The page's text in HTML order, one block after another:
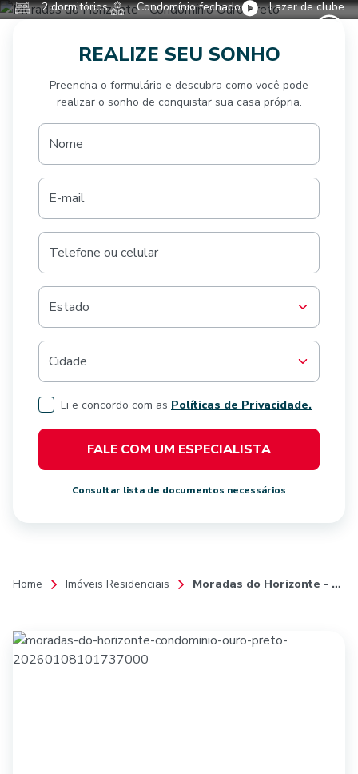
2 dormitórios Condomínio fechado Lazer de clube
REALIZE SEU SONHO
Preencha o formulário e descubra como você pode
realizar o sonho de conquistar sua casa própria.
Nome
E-mail
Telefone ou celular
Estado
Cidade
Li e concordo com as Políticas de Privacidade.
FALE COM UM ESPECIALISTA
Consultar lista de documentos necessários
Home Imóveis Residenciais Moradas do Horizonte - Condomínio Ouro Preto